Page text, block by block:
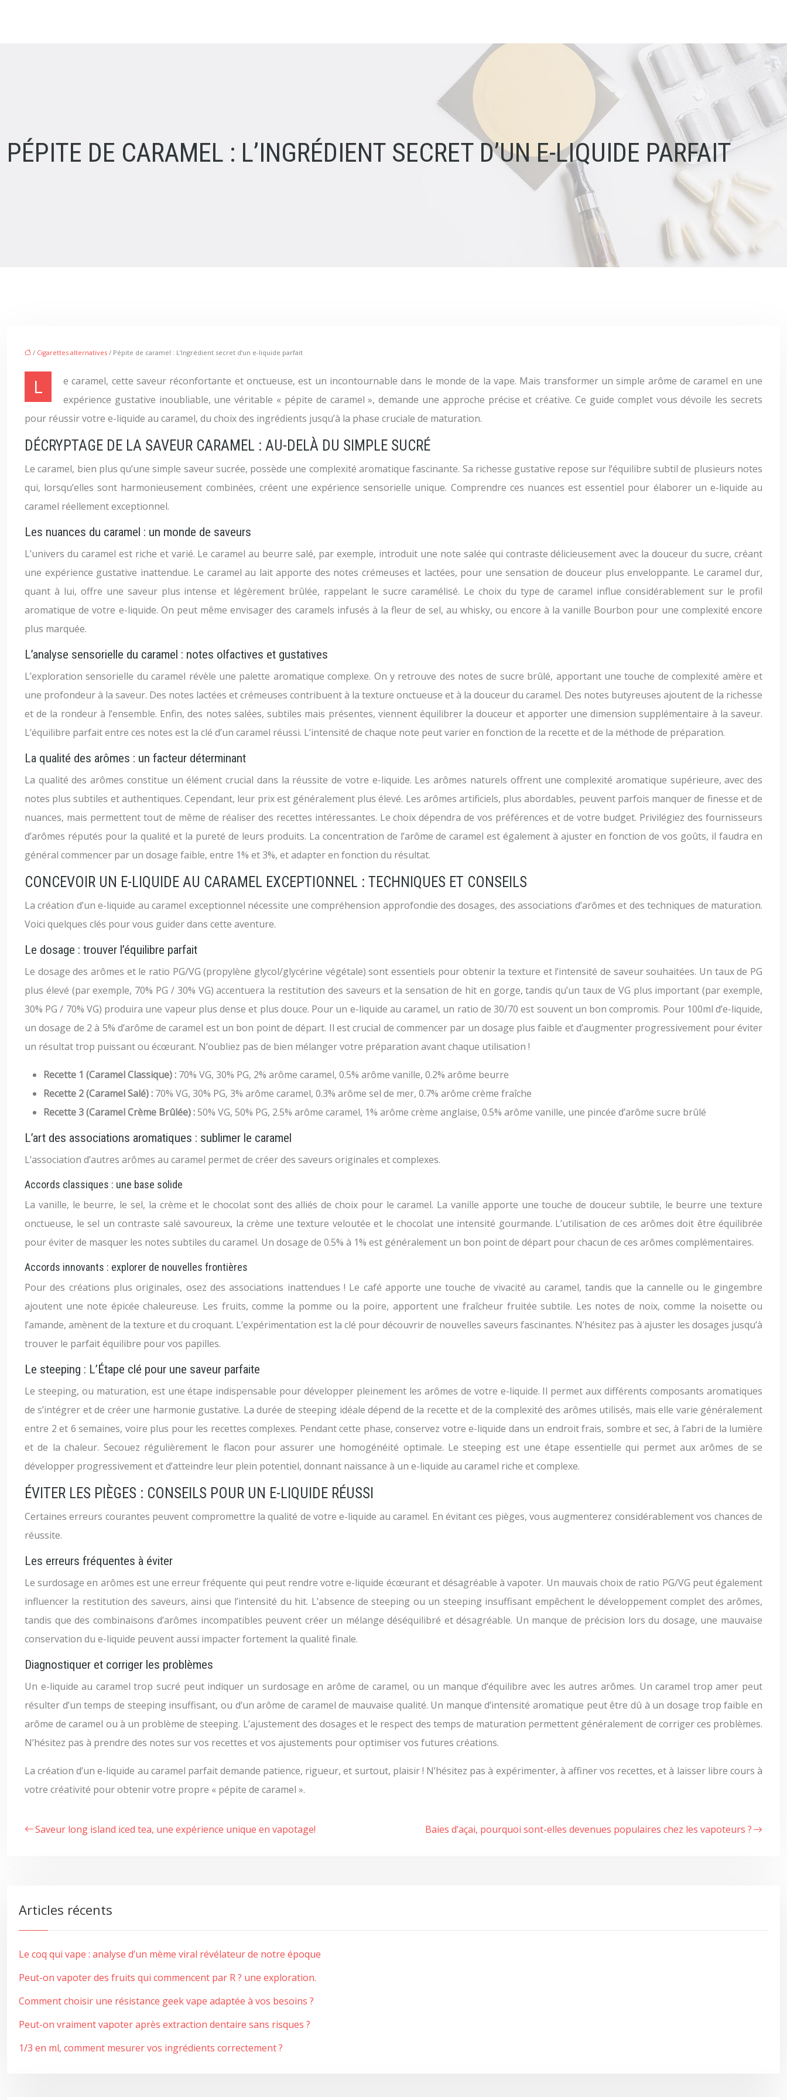
PÉPITE DE CARAMEL : L’INGRÉDIENT SECRET D’UN E-LIQUIDE PARFAIT
/ Cigarettes alternatives / Pépite de caramel : L’Ingrédient secret d’un e-liquide parfait
Le caramel, cette saveur réconfortante et onctueuse, est un incontournable dans le monde de la vape. Mais transformer un simple arôme de caramel en une
expérience gustative inoubliable, une véritable « pépite de caramel », demande une approche précise et créative. Ce guide complet vous dévoile les secrets
pour réussir votre e-liquide au caramel, du choix des ingrédients jusqu’à la phase cruciale de maturation.
DÉCRYPTAGE DE LA SAVEUR CARAMEL : AU-DELÀ DU SIMPLE SUCRÉ
Le caramel, bien plus qu’une simple saveur sucrée, possède une complexité aromatique fascinante. Sa richesse gustative repose sur l’équilibre subtil de plusieurs notes
qui, lorsqu’elles sont harmonieusement combinées, créent une expérience sensorielle unique. Comprendre ces nuances est essentiel pour élaborer un e-liquide au
caramel réellement exceptionnel.
Les nuances du caramel : un monde de saveurs
L’univers du caramel est riche et varié. Le caramel au beurre salé, par exemple, introduit une note salée qui contraste délicieusement avec la douceur du sucre, créant
une expérience gustative inattendue. Le caramel au lait apporte des notes crémeuses et lactées, pour une sensation de douceur plus enveloppante. Le caramel dur,
quant à lui, offre une saveur plus intense et légèrement brûlée, rappelant le sucre caramélisé. Le choix du type de caramel influe considérablement sur le profil
aromatique de votre e-liquide. On peut même envisager des caramels infusés à la fleur de sel, au whisky, ou encore à la vanille Bourbon pour une complexité encore
plus marquée.
L’analyse sensorielle du caramel : notes olfactives et gustatives
L’exploration sensorielle du caramel révèle une palette aromatique complexe. On y retrouve des notes de sucre brûlé, apportant une touche de complexité amère et
une profondeur à la saveur. Des notes lactées et crémeuses contribuent à la texture onctueuse et à la douceur du caramel. Des notes butyreuses ajoutent de la richesse
et de la rondeur à l’ensemble. Enfin, des notes salées, subtiles mais présentes, viennent équilibrer la douceur et apporter une dimension supplémentaire à la saveur.
L’équilibre parfait entre ces notes est la clé d’un caramel réussi. L’intensité de chaque note peut varier en fonction de la recette et de la méthode de préparation.
La qualité des arômes : un facteur déterminant
La qualité des arômes constitue un élément crucial dans la réussite de votre e-liquide. Les arômes naturels offrent une complexité aromatique supérieure, avec des
notes plus subtiles et authentiques. Cependant, leur prix est généralement plus élevé. Les arômes artificiels, plus abordables, peuvent parfois manquer de finesse et de
nuances, mais permettent tout de même de réaliser des recettes intéressantes. Le choix dépendra de vos préférences et de votre budget. Privilégiez des fournisseurs
d’arômes réputés pour la qualité et la pureté de leurs produits. La concentration de l’arôme de caramel est également à ajuster en fonction de vos goûts, il faudra en
général commencer par un dosage faible, entre 1% et 3%, et adapter en fonction du résultat.
CONCEVOIR UN E-LIQUIDE AU CARAMEL EXCEPTIONNEL : TECHNIQUES ET CONSEILS
La création d’un e-liquide au caramel exceptionnel nécessite une compréhension approfondie des dosages, des associations d’arômes et des techniques de maturation.
Voici quelques clés pour vous guider dans cette aventure.
Le dosage : trouver l’équilibre parfait
Le dosage des arômes et le ratio PG/VG (propylène glycol/glycérine végétale) sont essentiels pour obtenir la texture et l’intensité de saveur souhaitées. Un taux de PG
plus élevé (par exemple, 70% PG / 30% VG) accentuera la restitution des saveurs et la sensation de hit en gorge, tandis qu’un taux de VG plus important (par exemple,
30% PG / 70% VG) produira une vapeur plus dense et plus douce. Pour un e-liquide au caramel, un ratio de 30/70 est souvent un bon compromis. Pour 100ml d’e-liquide,
un dosage de 2 à 5% d’arôme de caramel est un bon point de départ. Il est crucial de commencer par un dosage plus faible et d’augmenter progressivement pour éviter
un résultat trop puissant ou écœurant. N’oubliez pas de bien mélanger votre préparation avant chaque utilisation !
Recette 1 (Caramel Classique) : 70% VG, 30% PG, 2% arôme caramel, 0.5% arôme vanille, 0.2% arôme beurre
Recette 2 (Caramel Salé) : 70% VG, 30% PG, 3% arôme caramel, 0.3% arôme sel de mer, 0.7% arôme crème fraîche
Recette 3 (Caramel Crème Brûlée) :50% VG, 50% PG, 2.5% arôme caramel, 1% arôme crème anglaise, 0.5% arôme vanille, une pincée d’arôme sucre brûlé
L’art des associations aromatiques : sublimer le caramel
L’association d’autres arômes au caramel permet de créer des saveurs originales et complexes.
Accords classiques : une base solide
La vanille, le beurre, le sel, la crème et le chocolat sont des alliés de choix pour le caramel. La vanille apporte une touche de douceur subtile, le beurre une texture
onctueuse, le sel un contraste salé savoureux, la crème une texture veloutée et le chocolat une intensité gourmande. L’utilisation de ces arômes doit être équilibrée
pour éviter de masquer les notes subtiles du caramel. Un dosage de 0.5% à 1% est généralement un bon point de départ pour chacun de ces arômes complémentaires.
Accords innovants : explorer de nouvelles frontières
Pour des créations plus originales, osez des associations inattendues ! Le café apporte une touche de vivacité au caramel, tandis que la cannelle ou le gingembre
ajoutent une note épicée chaleureuse. Les fruits, comme la pomme ou la poire, apportent une fraîcheur fruitée subtile. Les notes de noix, comme la noisette ou
l’amande, amènent de la texture et du croquant. L’expérimentation est la clé pour découvrir de nouvelles saveurs fascinantes. N’hésitez pas à ajuster les dosages jusqu’à
trouver le parfait équilibre pour vos papilles.
Le steeping : L’Étape clé pour une saveur parfaite
Le steeping, ou maturation, est une étape indispensable pour développer pleinement les arômes de votre e-liquide. Il permet aux différents composants aromatiques
de s’intégrer et de créer une harmonie gustative. La durée de steeping idéale dépend de la recette et de la complexité des arômes utilisés, mais elle varie généralement
entre 2 et 6 semaines, voire plus pour les recettes complexes. Pendant cette phase, conservez votre e-liquide dans un endroit frais, sombre et sec, à l’abri de la lumière
et de la chaleur. Secouez régulièrement le flacon pour assurer une homogénéité optimale. Le steeping est une étape essentielle qui permet aux arômes de se
développer progressivement et d’atteindre leur plein potentiel, donnant naissance à un e-liquide au caramel riche et complexe.
ÉVITER LES PIÈGES : CONSEILS POUR UN E-LIQUIDE RÉUSSI
Certaines erreurs courantes peuvent compromettre la qualité de votre e-liquide au caramel. En évitant ces pièges, vous augmenterez considérablement vos chances de
réussite.
Les erreurs fréquentes à éviter
Le surdosage en arômes est une erreur fréquente qui peut rendre votre e-liquide écœurant et désagréable à vapoter. Un mauvais choix de ratio PG/VG peut également
influencer la restitution des saveurs, ainsi que l’intensité du hit. L’absence de steeping ou un steeping insuffisant empêchent le développement complet des arômes,
tandis que des combinaisons d’arômes incompatibles peuvent créer un mélange déséquilibré et désagréable. Un manque de précision lors du dosage, une mauvaise
conservation du e-liquide peuvent aussi impacter fortement la qualité finale.
Diagnostiquer et corriger les problèmes
Un e-liquide au caramel trop sucré peut indiquer un surdosage en arôme de caramel, ou un manque d’équilibre avec les autres arômes. Un caramel trop amer peut
résulter d’un temps de steeping insuffisant, ou d’un arôme de caramel de mauvaise qualité. Un manque d’intensité aromatique peut être dû à un dosage trop faible en
arôme de caramel ou à un problème de steeping. L’ajustement des dosages et le respect des temps de maturation permettent généralement de corriger ces problèmes.
N’hésitez pas à prendre des notes sur vos recettes et vos ajustements pour optimiser vos futures créations.
La création d’un e-liquide au caramel parfait demande patience, rigueur, et surtout, plaisir ! N’hésitez pas à expérimenter, à affiner vos recettes, et à laisser libre cours à
votre créativité pour obtenir votre propre « pépite de caramel ».
Saveur long island iced tea, une expérience unique en vapotage! Baies d’açai, pourquoi sont-elles devenues populaires chez les vapoteurs ?
Articles récents
Le coq qui vape : analyse d’un mème viral révélateur de notre époque
Peut-on vapoter des fruits qui commencent par R ? une exploration.
Comment choisir une résistance geek vape adaptée à vos besoins ?
Peut-on vraiment vapoter après extraction dentaire sans risques ?
1/3 en ml, comment mesurer vos ingrédients correctement ?